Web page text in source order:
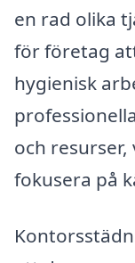
en rad olika
för företag
hygienisk
och
fokusera på